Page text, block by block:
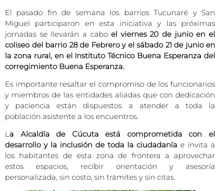
El pasado fin de semana los barrios Tucunaré y San
Miguel participaron en esta iniciativa y las próximas
jornadas se llevarán a caboel viernes 20 de junio en el
coliseo del barrio 28 de Febrero y el sábado 21 de junio en
la zona rural, en el Instituto Técnico Buena Esperanza del
corregimiento Buena Esperanza.
Es importante resaltar el compromiso de los funcionarios
y miembros de las entidades aliadas que con dedicación
y paciencia están dispuestos a atender a toda la
población asistente a los encuentros.
La Alcaldía de Cúcuta está comprometida con el
desarrollo y la inclusión de toda la ciudadanía e invita a
los habitantes de esta zona de frontera a aprovechar
estos espacios, recibir orientación y asesoría
personalizada, sin costo, sin trámites y sin citas.